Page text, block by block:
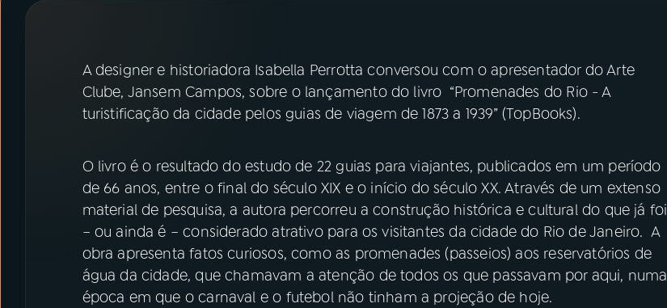
PRÊMIO RÁDIO MEC
ACOMPANHE A RÁDIO MEC
Instagram X
A designer e historiadora Isabella Perrotta conversou com o apresentador do Arte
Clube, Jansem Campos, sobre o lançamento do livro “Promenades do Rio - A
turistificação da cidade pelos guias de viagem de 1873 a 1939” (TopBooks).
O livro é o resultado do estudo de 22 guias para viajantes, publicados em um período
de 66 anos, entre o final do século XIX e o início do século XX. Através de um extenso
material de pesquisa, a autora percorreu a construção histórica e cultural do que já foi
– ou ainda é – considerado atrativo para os visitantes da cidade do Rio de Janeiro. A
obra apresenta fatos curiosos, como as promenades (passeios) aos reservatórios de
água da cidade, que chamavam a atenção de todos os que passavam por aqui, numa
época em que o carnaval e o futebol não tinham a projeção de hoje.